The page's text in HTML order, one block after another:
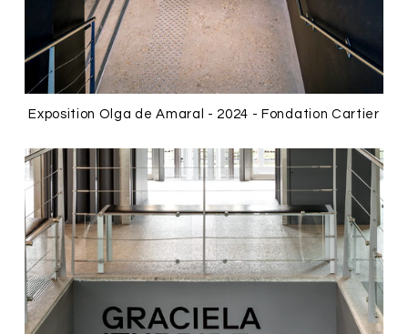
Exposition Olga de Amaral - 2024 - Fondation Cartier